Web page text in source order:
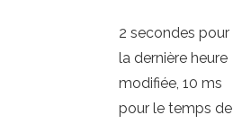
2 secondes pour
la dernière heure
modifiée, 10 ms
pour le temps de